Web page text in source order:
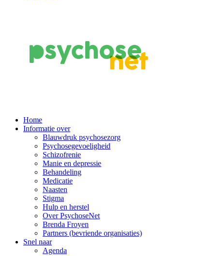
Main
Navigation
Home
Informatie over
Blauwdruk psychosezorg
Psychosegevoeligheid
Schizofrenie
Manie en depressie
Behandeling
Medicatie
Naasten
Stigma
Hulp en herstel
Over PsychoseNet
Brenda Froyen
Partners (bevriende organisaties)
Snel naar
Agenda